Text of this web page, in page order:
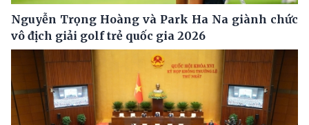
Nguyễn Trọng Hoàng và Park Ha Na giành chức
vô địch giải golf trẻ quốc gia 2026